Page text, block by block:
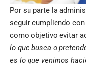
Por su parte la
seguir cumpliendo
como objetivo evitar
lo que busca o
es lo que venimos